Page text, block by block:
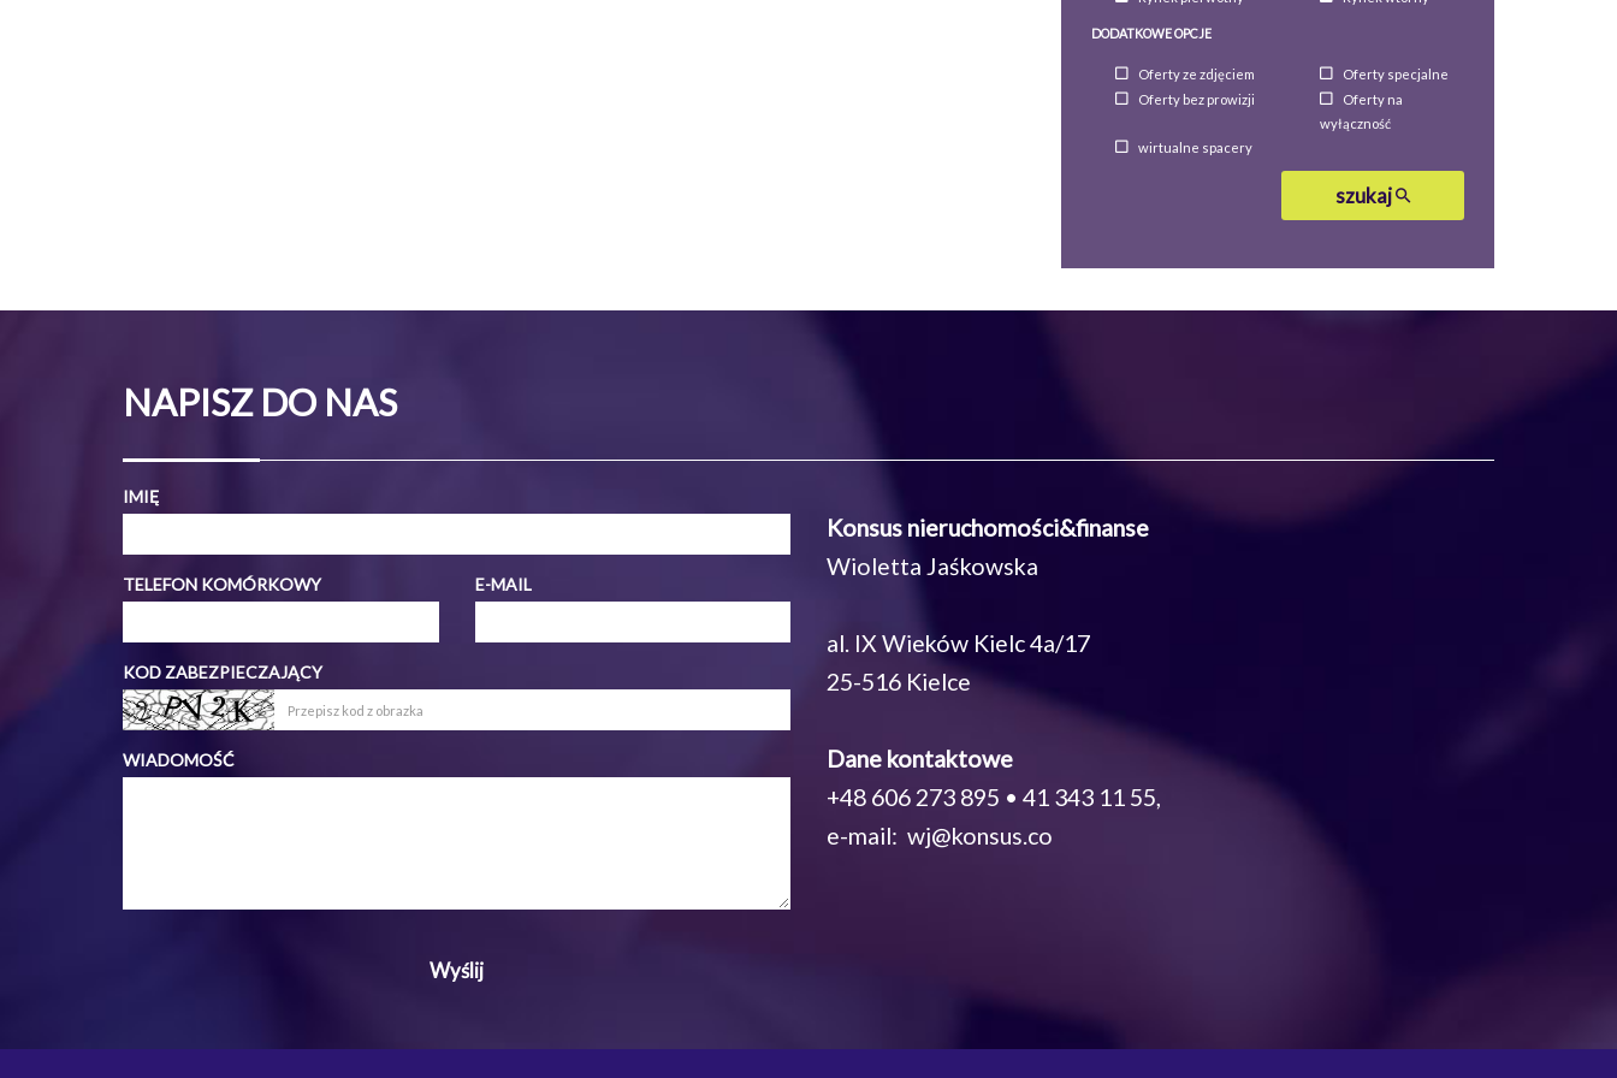
DODATKOWE OPCJE
Oferty ze zdjęciem
Oferty specjalne
Oferty bez prowizji
Oferty na
wyłączność
wirtualne spacery
szukaj
NAPISZ DO NAS
IMIĘ
TELEFON KOMÓRKOWY E-MAIL
KOD ZABEZPIECZAJĄCY
WIADOMOŚĆ
Konsus nieruchomości&finanse
Wioletta Jaśkowska
al. IX Wieków Kielc 4a/17
25-516 Kielce
Dane kontaktowe
+48 606 273 895 • 41 343 11 55,
e-mail: wj@konsus.co